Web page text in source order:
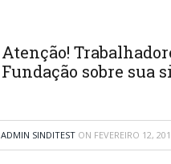
Atenção!
Fundação sobre sua
ADMIN SINDITEST ON FEVEREIRO 12,